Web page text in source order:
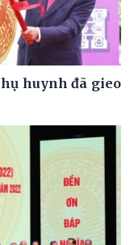
huynh đã gieo